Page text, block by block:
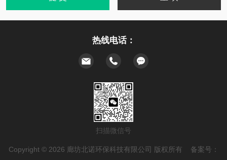
热线电话：
扫描微信号
Copyright © 2026 廊坊北诺环保科技有限公司 版权所有 备案号：